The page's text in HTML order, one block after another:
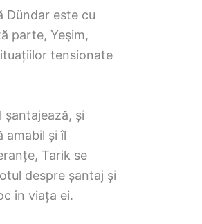
Dündar este cu
parte, Yeşim,
tensionate
șantajează, și
amabil și îl
Tarik se
despre șantaj și
în viața ei.